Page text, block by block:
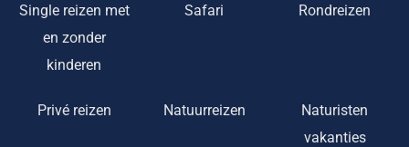
Single reizen met
en zonder
kinderen
Safari Rondreizen
Privé reizen Natuurreizen
Naturisten
vakanties